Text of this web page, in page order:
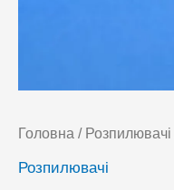
Головна / Розпилювачі
Розпилювачі